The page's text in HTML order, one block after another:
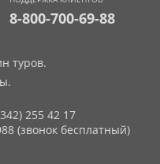
8-800-700-69-88
туров.
255 42 17
(звонок бесплатный)